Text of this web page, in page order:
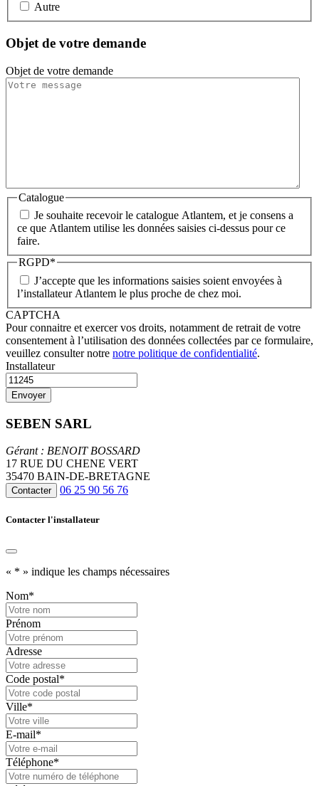
Autre
Objet de votre demande
Objet de votre demande
Catalogue
Je souhaite recevoir le catalogue Atlantem, et je consens a
ce que Atlantem utilise les données saisies ci-dessus pour ce
faire.
RGPD*
J’accepte que les informations saisies soient envoyées à
l’installateur Atlantem le plus proche de chez moi.
CAPTCHA
Pour connaitre et exercer vos droits, notamment de retrait de votre
consentement à l’utilisation des données collectées par ce formulaire,
veuillez consulter notre notre politique de confidentialité.
Installateur
SEBEN SARL
Gérant : BENOIT BOSSARD
17 RUE DU CHENE VERT
35470 BAIN-DE-BRETAGNE
Contacter 06 25 90 56 76
Contacter l'installateur
« * » indique les champs nécessaires
Nom*
Prénom
Adresse
Code postal*
Ville*
E-mail*
Téléphone*